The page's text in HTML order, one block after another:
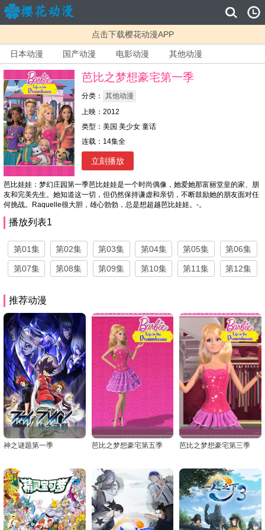
点击下载樱花动漫APP
日本动漫 国产动漫 电影动漫 其他动漫
芭比之梦想豪宅第一季
分类：
其他动漫
上映：2012
类型：美国 美少女 童话
连载：14集全
立刻播放
芭比娃娃：梦幻庄园第一季芭比娃娃是一个时尚偶像，她爱她那富丽堂皇的家、朋
友和完美先生。她知道这一切，但仍然保持谦虚和亲切，不断鼓励她的朋友面对任
何挑战。Raquelle很大胆，雄心勃勃，总是想超越芭比娃娃。-。
播放列表1
第01集 第02集 第03集 第04集 第05集 第06集
第07集 第08集 第09集 第10集 第11集 第12集
推荐动漫
神之谜题第一季 芭比之梦想豪宅第五季 芭比之梦想豪宅第三季